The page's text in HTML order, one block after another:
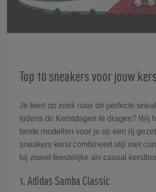
Top 10 sneakers voor jouw
Je bent op zoek naar de perfecte
tijdens de Kerstdagen te dragen? Wij
beste modellen voor je op een rij
sneakers kerst combineert stijl met
bij zowel feestelijke als casual
1. Adidas Samba Classic